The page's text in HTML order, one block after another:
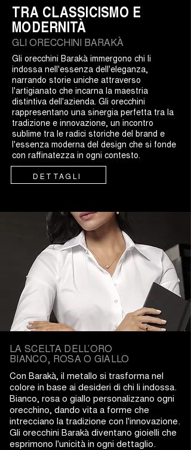
TRA CLASSICISMO E
MODERNITÀ
GLI ORECCHINI BARAKÀ
Gli orecchini Barakà immergono chi li
indossa nell'essenza dell'eleganza,
narrando storie uniche attraverso
l'artigianato che incarna la maestria
distintiva dell'azienda. Gli orecchini
rappresentano una sinergia perfetta tra la
tradizione e innovazione, un incontro
sublime tra le radici storiche del brand e
l'essenza moderna del design che si fonde
con raffinatezza in ogni contesto.
DETTAGLI
LA SCELTA DELL’ORO
BIANCO, ROSA O GIALLO
Con Barakà, il metallo si trasforma nel
colore in base ai desideri di chi li indossa.
Bianco, rosa o giallo personalizzano ogni
orecchino, dando vita a forme che
intrecciano la tradizione con l'innovazione.
Gli orecchini Barakà diventano gioielli che
esprimono l'unicità in ogni dettaglio.